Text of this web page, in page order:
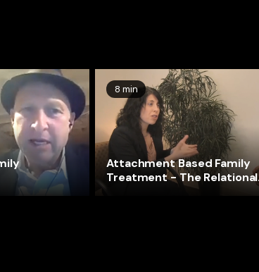
8 min
Attachment Based Family
Treatment - The Relational